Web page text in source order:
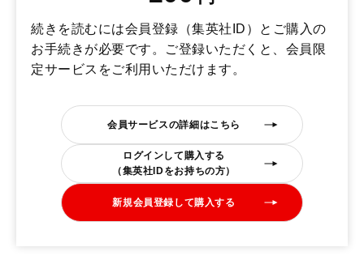
続きを読むには会員登録（集英社ID）とご購入の
お手続きが必要です。ご登録いただくと、会員限
定サービスをご利用いただけます。
会員サービスの詳細はこちら
ログインして購入する
（集英社IDをお持ちの方）
新規会員登録して購入する